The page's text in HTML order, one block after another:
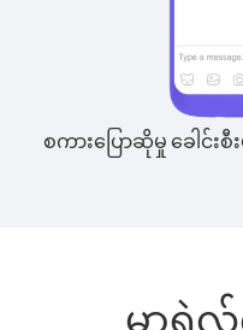
စကားပြောဆိုမှု ခေါင်းစီ
မာရှဲ